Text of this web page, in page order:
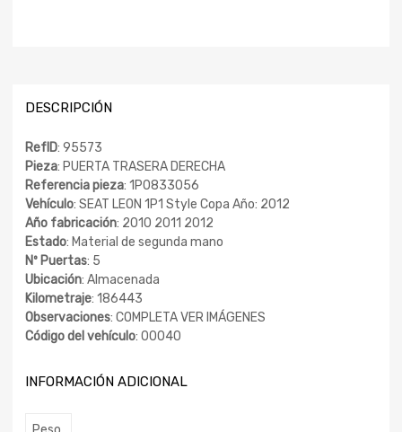
DESCRIPCIÓN
RefID: 95573
Pieza: PUERTA TRASERA DERECHA
Referencia pieza: 1P0833056
Vehículo: SEAT LEON 1P1 Style Copa Año: 2012
Año fabricación: 2010 2011 2012
Estado: Material de segunda mano
Nº Puertas: 5
Ubicación: Almacenada
Kilometraje: 186443
Observaciones: COMPLETA VER IMÁGENES
Código del vehículo: 00040
INFORMACIÓN ADICIONAL